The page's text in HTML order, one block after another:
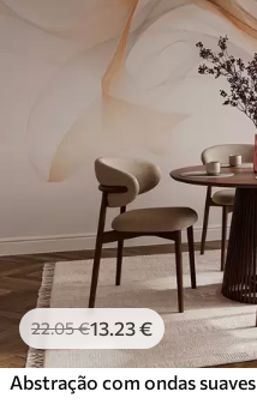
22.05€13 .23€
Abstração com ondas suaves